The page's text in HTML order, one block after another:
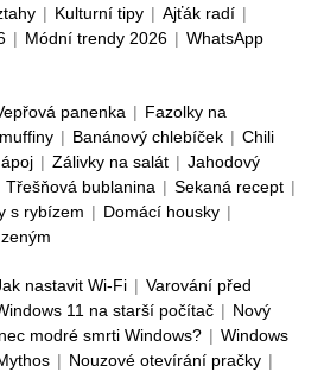
| Kulturní tipy | Ajťák radí |
| Módní trendy 2026 | WhatsApp
panenka | Fazolky na
| Banánový chlebíček | Chili
| Zálivky na salát | Jahodový
Třešňová bublanina | Sekaná recept |
s rybízem | Domácí housky |
nastavit Wi-Fi | Varování před
11 na starší počítač | Nový
modré smrti Windows? | Windows
| Nouzové otevírání pračky |